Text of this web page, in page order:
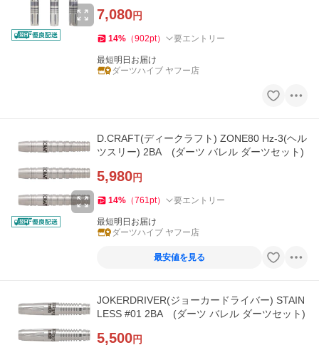
7,080円
14% （902pt） 要エントリー
最短明日お届け
ダーツハイブ ヤフー店
D.CRAFT(ディークラフト) ZONE80 Hz-3(ヘル
ツスリー) 2BA (ダーツ バレル ダーツセット)
5,980円
14% （761pt） 要エントリー
最短明日お届け
ダーツハイブ ヤフー店
最安値を見る
JOKERDRIVER(ジョーカードライバー) STAIN
LESS #01 2BA (ダーツ バレル ダーツセット)
5,500円